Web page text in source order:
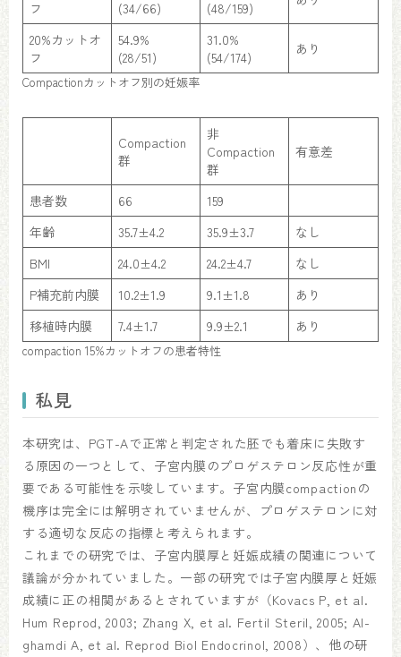
フ (34/66) (48/159)
20%カットオ
フ
54.9%
(28/51)
31.0%
(54/174)
あり
Compactionカットオフ別の妊娠率
Compaction
群
非
Compaction
群
有意差
患者数 66
159
年齢
35.7±4.2 35.9±3.7
なし
BMI
24.0±4.2 24.2±4.7
なし
P補充前内膜
10.2±1.9 9.1±1.8
あり
移植時内膜
7.4±1.7 9.9±2.1 あり
compaction 15%カットオフの患者特性
私見
本研究は、PGT-Aで正常と判定された胚でも着床に失敗す
る原因の一つとして、子宮内膜のプロゲステロン反応性が重
要である可能性を示唆しています。子宮内膜compactionの
機序は完全には解明されていませんが、プロゲステロンに対
する適切な反応の指標と考えられます。
これまでの研究では、子宮内膜厚と妊娠成績の関連について
議論が分かれていました。一部の研究では子宮内膜厚と妊娠
成績に正の相関があるとされていますが（Kovacs P, et al.
Hum Reprod, 2003; Zhang X, et al. Fertil Steril, 2005; Al-
ghamdi A, et al. Reprod Biol Endocrinol, 2008）、他の研